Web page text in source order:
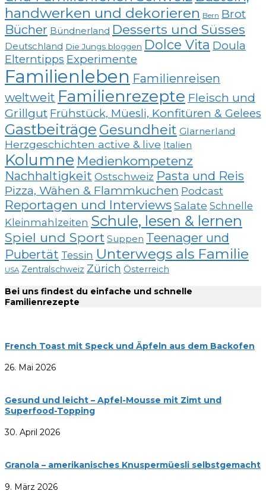
handwerken und dekorieren Bern Brot
Bücher Bündnerland Desserts und Süsses
Deutschland Die Jungs bloggen Dolce Vita Doula
Elterntipps Experimente
Familienleben Familienreisen
weltweit Familienrezepte Fleisch und
Grillgut Frühstück, Müesli, Konfitüren & Gelees
Gastbeiträge Gesundheit Glarnerland
Herzgeschichten active & live Italien
Kolumne Medienkompetenz
Nachhaltigkeit Ostschweiz Pasta und Reis
Pizza, Wähen & Flammkuchen Podcast
Reportagen und InterviewsSalate Schnelle
Kleinmahlzeiten Schule, lesen & lernen
Spiel und Sport Suppen Teenager und
Pubertät Tessin Unterwegs als Familie
USA Zentralschweiz Zürich Österreich
Bei uns findest du einfache und schnelle
Familienrezepte
French Toast mit Speck und Äpfeln aus dem Backofen
26. Mai 2026
Gesund und leicht – Apfel-Mousse mit Zimt und
Superfood-Topping
30. April 2026
Granola – amerikanisches Knuspermüesli selbstgemacht
9. März 2026